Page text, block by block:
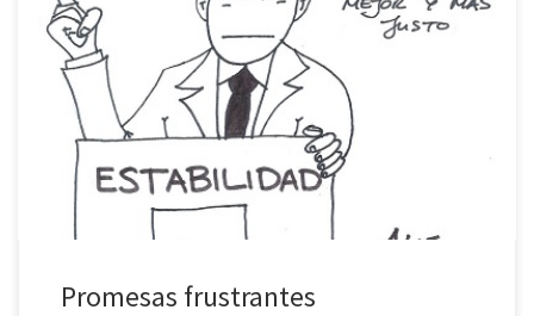
Mariano Rajoy, el popular showman televisivo, dijo hace unos días
que hay que tener cuidado con esos partidos que hacen
promesas imposibles de cumplir, porque generan mucha
frustración. Lo de los tres millones de empleos, ya tal.
Promesas frustrantes